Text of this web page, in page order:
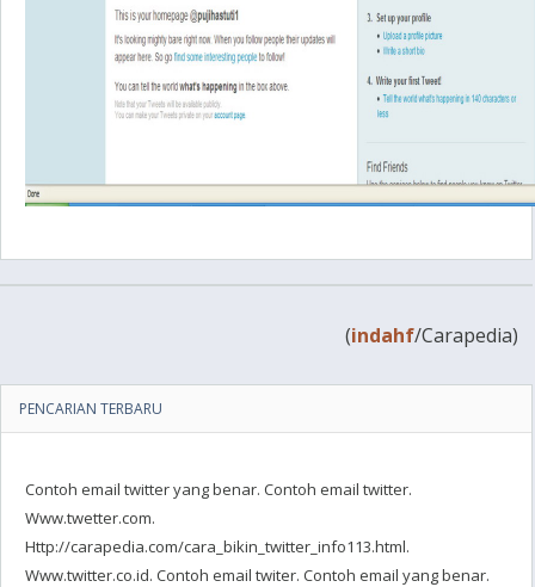
(indahf/Carapedia)
PENCARIAN TERBARU
Contoh email twitter yang benar. Contoh email twitter.
Www.twetter.com.
Http://carapedia.com/cara_bikin_twitter_info113.html.
Www.twitter.co.id. Contoh email twiter. Contoh email yang benar.